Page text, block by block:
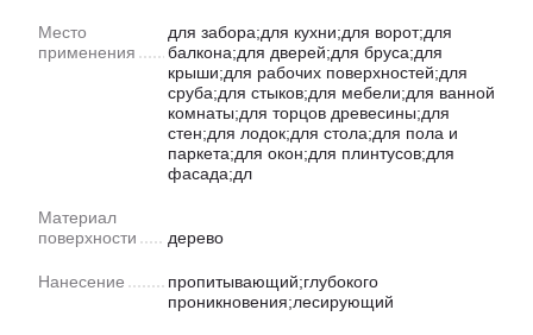
Место
применения
для забора;для кухни;для ворот;для
балкона;для дверей;для бруса;для
крыши;для рабочих поверхностей;для
сруба;для стыков;для мебели;для ванной
комнаты;для торцов древесины;для
стен;для лодок;для стола;для пола и
паркета;для окон;для плинтусов;для
фасада;дл
Материал
поверхности
дерево
Нанесение
пропитывающий;глубокого
проникновения;лесирующий